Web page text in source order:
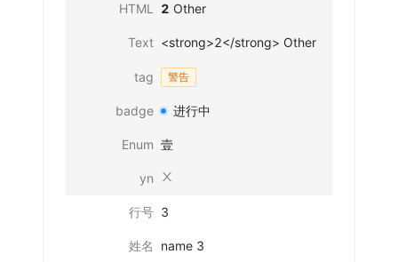
HTML 2 Other
Text <strong>2</strong> Other
tag 警告
badge 进行中
Enum 壹
yn
行号 3
姓名 name 3